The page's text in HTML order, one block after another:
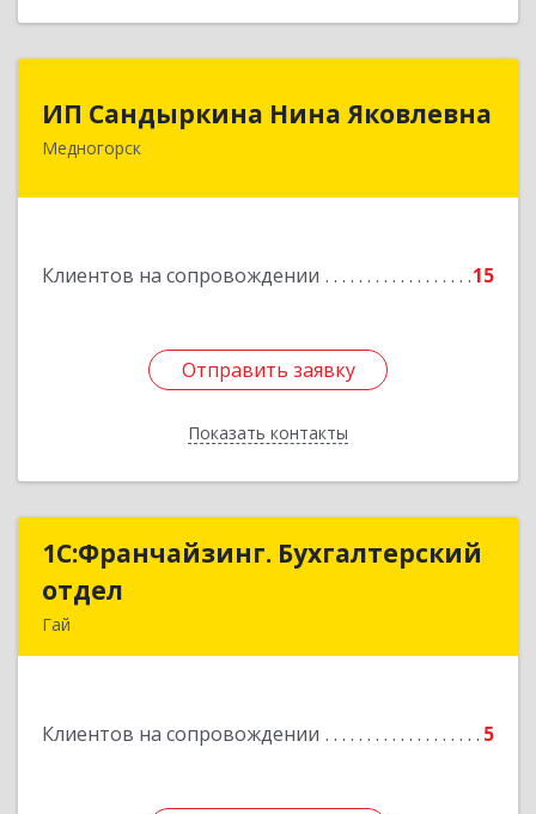
ИП Сандыркина Нина Яковлевна
Медногорск
Клиентов на сопровождении 15
Отправить заявку
Показать контакты
462270, Оренбургская обл, Медногорск г,
Отправить заявку
Назад
1С:Франчайзинг. Бухгалтерский
отдел
Гай
Клиентов на сопровождении 5
1С:Франчайзинг. Бухгалтерский
Подробнее